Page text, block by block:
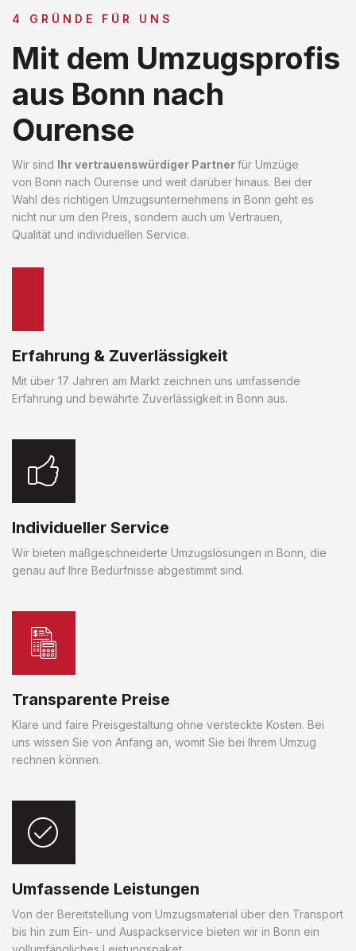
4 GRÜNDE FÜR UNS
Mit dem Umzugsprofis
aus Bonn nach
Ourense
Wir sind Ihr vertrauenswürdiger Partnerfür Umzüge
von Bonn nach Ourense und weit darüber hinaus. Bei der
Wahl des richtigen Umzugsunternehmens in Bonn geht es
nicht nur um den Preis, sondern auch um Vertrauen,
Qualität und individuellen Service.
Erfahrung & Zuverlässigkeit
Mit über 17 Jahren am Markt zeichnen uns umfassende
Erfahrung und bewährte Zuverlässigkeit in Bonn aus.
Individueller Service
Wir bieten maßgeschneiderte Umzugslösungen in Bonn, die
genau auf Ihre Bedürfnisse abgestimmt sind.
Transparente Preise
Klare und faire Preisgestaltung ohne versteckte Kosten. Bei
uns wissen Sie von Anfang an, womit Sie bei Ihrem Umzug
rechnen können.
Umfassende Leistungen
Von der Bereitstellung von Umzugsmaterial über den Transport
bis hin zum Ein- und Auspackservice bieten wir in Bonn ein